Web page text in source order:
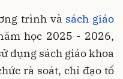
trình và sách giáo
học 2025 - 2026,
dụng sách giáo khoa
rà soát, chỉ đạo tổ